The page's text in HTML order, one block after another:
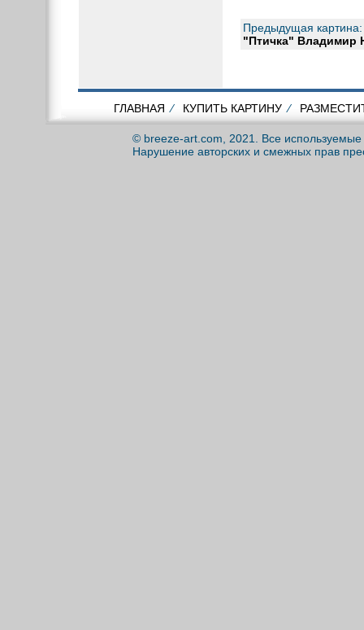
Предыдущая картина:
"Птичка" Владимир
ГЛАВНАЯ ⁄ КУПИТЬ КАРТИНУ ⁄
© breeze-art.com, 2021. Все
Нарушение авторских и смежных прав